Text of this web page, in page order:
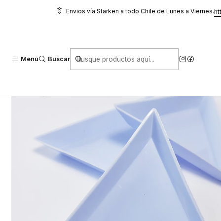
Menú Buscar
Envios vía Starken a todo Chile de Lunes a Viernes.
Glitter, Decoración y Accesorios Accesorios de practica